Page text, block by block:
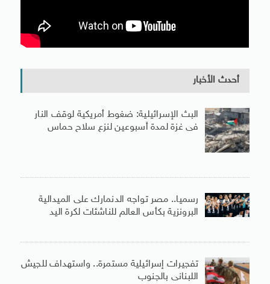
أحدث الأخبار
البث الإسرائيلية: ضغوط أمريكية لوقف النار
فى غزة لمدة أسبوعين لنزع سلاح حماس
رسميا.. مصر تواجه الدنمارك على الميدالية
البرونزية بكأس العالم للناشئات لكرة اليد
تفجيرات إسرائيلية مستمرة.. واستهداف للجيش
اللبنانى بالجنوب